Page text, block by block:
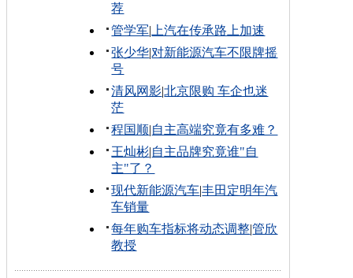
荐
管学军| 上汽在传承路上加速
张少华|对新能源汽车不限牌摇
号
清风网影|北京限购 车企也迷
茫
程国顺|自主高端究竟有多难？
王灿彬|自主品牌究竟谁"自
主"了？
现代新能源汽车|丰田定明年汽
车销量
每年购车指标将动态调整|管欣
教授